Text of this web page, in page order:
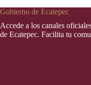
Gobierno de Ecatepec
Accede a los canales
de Ecatepec. Facilita tu